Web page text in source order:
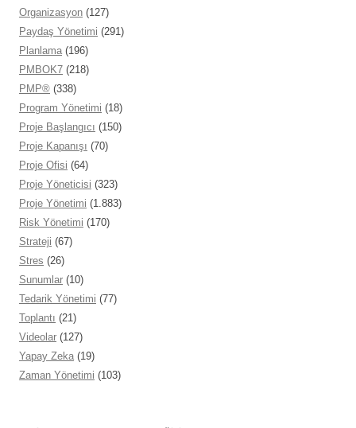
Organizasyon (127)
Paydaş Yönetimi (291)
Planlama (196)
PMBOK7 (218)
PMP® (338)
Program Yönetimi (18)
Proje Başlangıcı (150)
Proje Kapanışı (70)
Proje Ofisi (64)
Proje Yöneticisi (323)
Proje Yönetimi (1.883)
Risk Yönetimi (170)
Strateji (67)
Stres (26)
Sunumlar (10)
Tedarik Yönetimi (77)
Toplantı (21)
Videolar (127)
Yapay Zeka (19)
Zaman Yönetimi (103)